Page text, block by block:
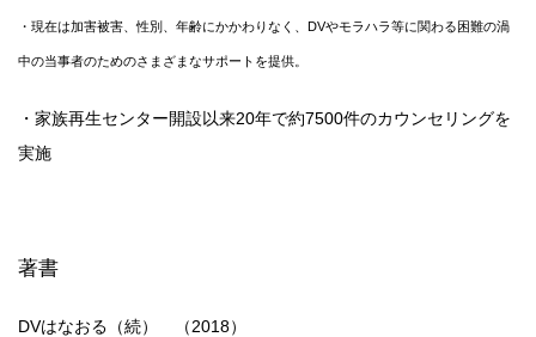
・現在は加害被害、性別、年齢にかかわりなく、DVやモラハラ等に関わる困難の渦
中の当事者のためのさまざまなサポートを提供。
・家族再生センター開設以来20年で約7500件のカウンセリングを
実施
著書
DVはなおる（続） （2018）